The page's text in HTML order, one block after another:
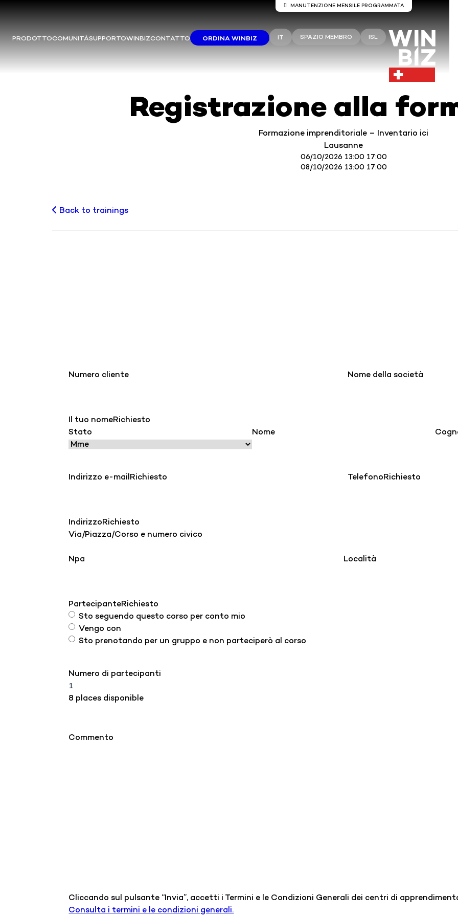
PRODOTTOCOMUNITÀSUPPORTOWINBIZCONTATTO ORDINA WINBIZ IT SPAZIO MEMBRO ISL
Registrazione alla
Formazione imprenditoriale – Inventario ici
Lausanne
06/10/2026 13:00 17:00
08/10/2026 13:00 17:00
Back to trainings
Numero cliente Nome della società
Il tuo nomeRichiesto
Stato
Nome
Indirizzo e-mailRichiesto TelefonoRichiesto
IndirizzoRichiesto
Via/Piazza/Corso e numero civico
Npa Località
PartecipanteRichiesto
Sto seguendo questo corso per conto mio
Vengo con
Sto prenotando per un gruppo e non parteciperò al corso
Numero di partecipanti
8 places disponible
Commento
Cliccando sul pulsante “Invia”, accetti i Termini e le Condizioni Generali dei centri di
Consulta i termini e le condizioni generali.
Manutenzione del server Winbiz Cloud
Sono previsti lavori di manutenzione sui server Winbiz
La manutenzione è prevista per domenica 9 agosto dalle ore
temporanee.
Si consiglia di utilizzare Winbiz Cloud al di fuori di questo
MANUTENZIONE MENSILE PROGRAMMATA